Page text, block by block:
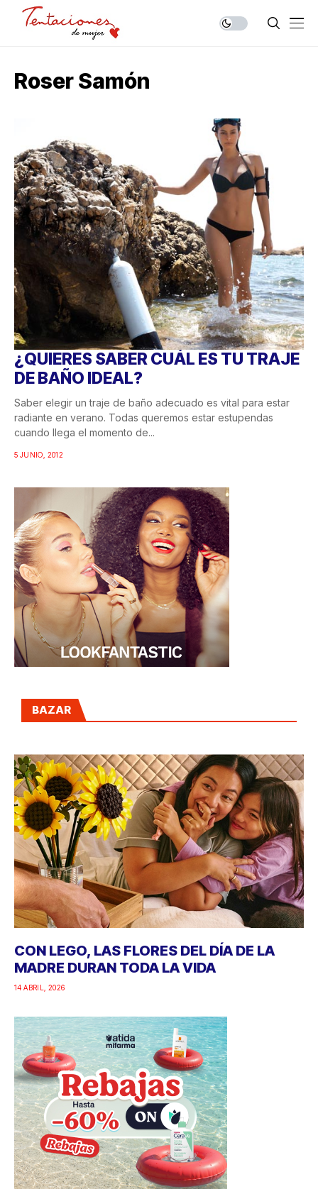
Roser Samón
¿QUIERES SABER CUÁL ES TU TRAJE
DE BAÑO IDEAL?
Saber elegir un traje de baño adecuado es vital para estar
radiante en verano. Todas queremos estar estupendas
cuando llega el momento de...
5 JUNIO, 2012
BAZAR
CON LEGO, LAS FLORES DEL DÍA DE LA
MADRE DURAN TODA LA VIDA
14 ABRIL, 2026